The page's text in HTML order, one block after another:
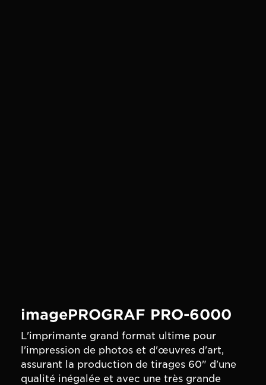
imagePROGRAF PRO-6000
L'imprimante grand format ultime pour
l'impression de photos et d'œuvres d'art,
assurant la production de tirages 60" d'une
qualité inégalée et avec une très grande